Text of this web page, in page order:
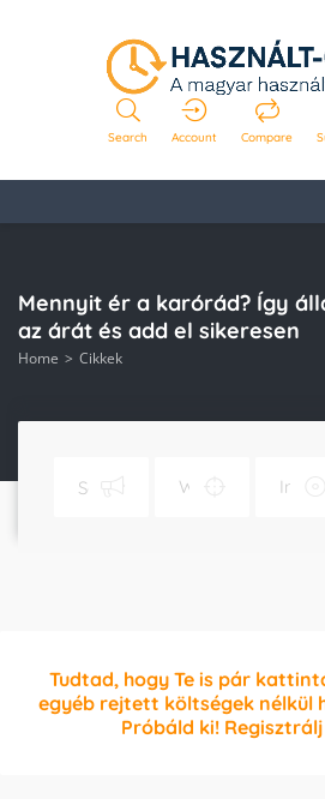
Search Account Compare
Mennyit ér a karórád? Így
az árát és add el sikeresen
Home Cikkek
Tudtad, hogy Te is pár
egyéb rejtett költségek nélkül
Próbáld ki!